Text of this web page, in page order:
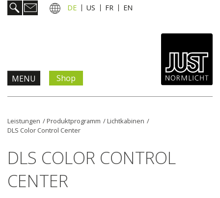
DE US FR EN
MENU
Information & Service
Aktuelles
Unternehmen
Shop
Leistungen /Produktprogramm /Lichtkabinen /
DLS Color Control Center
DLS COLOR CONTROL
CENTER